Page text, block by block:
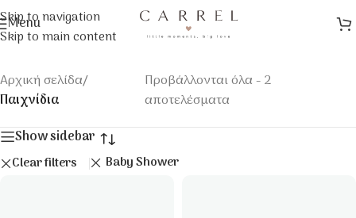
Skip to navigation
Skip to main content
Menu
Αρχική σελίδα/
Παιχνίδια
Προβάλλονται όλα - 2
αποτελέσματα
Show sidebar
Clear filters Baby Shower